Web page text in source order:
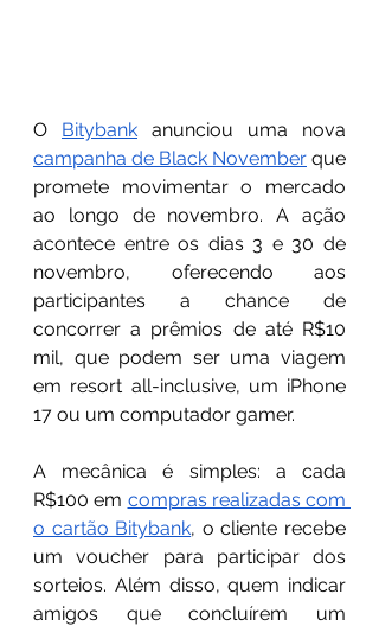
O Bitybank
campanha de Black November que
promete movimentar o mercado
ao longo de novembro. A ação
acontece entre os dias 3 e 30 de
novembro, oferecendo aos
participantes a chance de
concorrer a prêmios de até R$10
mil, que podem ser uma viagem
em resort all-inclusive, um iPhone
17 ou um computador gamer.
A mecânica é simples: a cada
R$100 em compras realizadas com
o cartão Bitybank, o cliente recebe
um voucher para participar dos
sorteios. Além disso, quem indicar
amigos que concluírem um